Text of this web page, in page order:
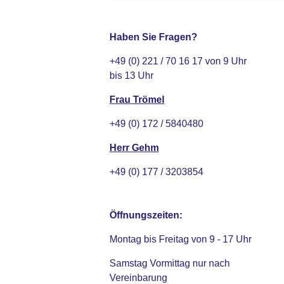
Haben Sie Fragen?
+49 (0) 221 / 70 16 17 von 9 Uhr
bis 13 Uhr
Frau Trömel
+49 (0) 172 / 5840480
Herr Gehm
+49 (0) 177 / 3203854
Öffnungszeiten:
Montag bis Freitag von 9 - 17 Uhr
Samstag Vormittag nur nach
Vereinbarung